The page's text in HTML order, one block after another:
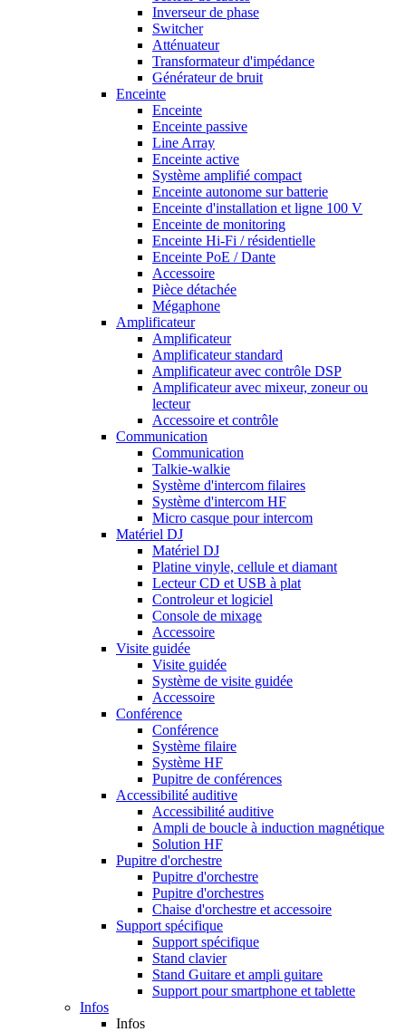
Inverseur de phase
Switcher
Atténuateur
Transformateur d'impédance
Générateur de bruit
Enceinte
Enceinte
Enceinte passive
Line Array
Enceinte active
Système amplifié compact
Enceinte autonome sur batterie
Enceinte d'installation et ligne 100 V
Enceinte de monitoring
Enceinte Hi-Fi / résidentielle
Enceinte PoE / Dante
Accessoire
Pièce détachée
Mégaphone
Amplificateur
Amplificateur
Amplificateur standard
Amplificateur avec contrôle DSP
Amplificateur avec mixeur, zoneur ou
lecteur
Accessoire et contrôle
Communication
Communication
Talkie-walkie
Système d'intercom filaires
Système d'intercom HF
Micro casque pour intercom
Matériel DJ
Matériel DJ
Platine vinyle, cellule et diamant
Lecteur CD et USB à plat
Controleur et logiciel
Console de mixage
Accessoire
Visite guidée
Visite guidée
Système de visite guidée
Accessoire
Conférence
Conférence
Système filaire
Système HF
Pupitre de conférences
Accessibilité auditive
Accessibilité auditive
Ampli de boucle à induction magnétique
Solution HF
Pupitre d'orchestre
Pupitre d'orchestre
Pupitre d'orchestres
Chaise d'orchestre et accessoire
Support spécifique
Support spécifique
Stand clavier
Stand Guitare et ampli guitare
Support pour smartphone et tablette
Infos
Infos